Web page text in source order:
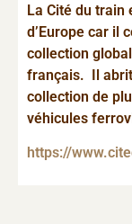
La Cité du train
d’Europe car il
collection
français. Il
collection de
véhicules
https://